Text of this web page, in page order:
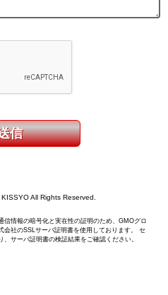
All Rights Reserved.
信情報の暗号化と実在性の証明のため、GMOグロ
会社のSSLサーバ証明書を使用しております。 セ
、サーバ証明書の検証結果をご確認ください。